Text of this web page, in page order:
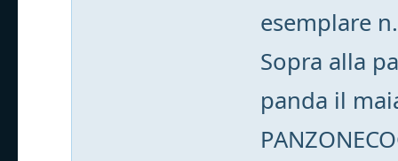
esemplare
Sopra alla
panda il